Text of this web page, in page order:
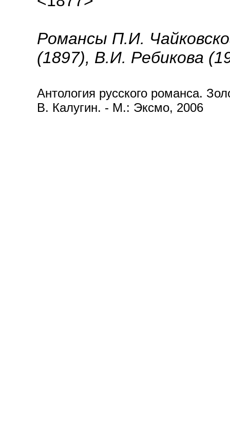
Романсы П.И.
(1897), В.И. Ребикова
Антология русского романса.
В. Калугин. - М.: Эксмо, 2006